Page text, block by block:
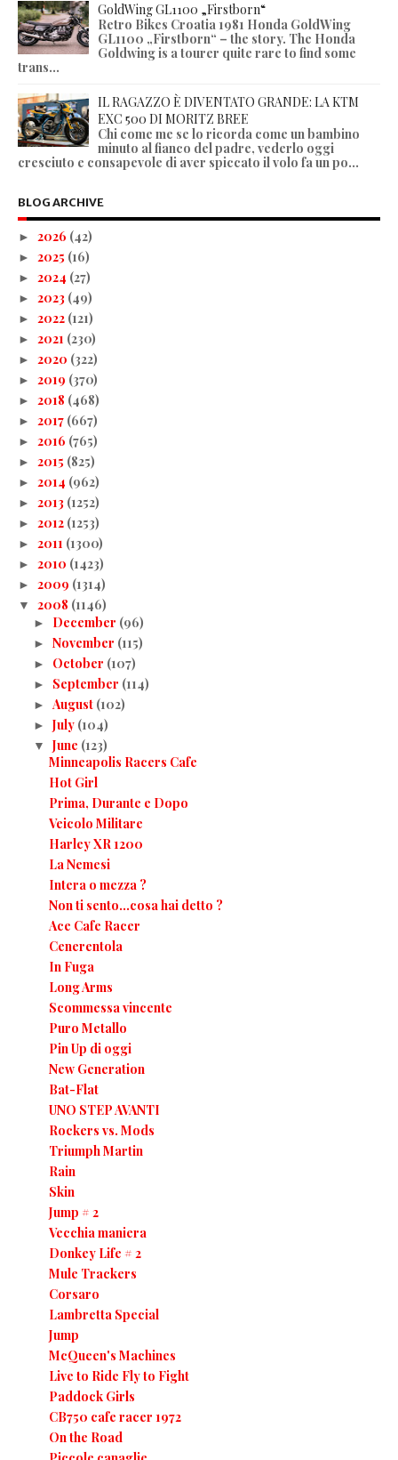
GoldWing GL1100 „Firstborn“
Retro Bikes Croatia 1981 Honda GoldWing
GL1100 „Firstborn“ – the story. The Honda
Goldwing is a tourer quite rare to find some
trans...
IL RAGAZZO È DIVENTATO GRANDE: LA KTM
EXC 500 DI MORITZ BREE
Chi come me se lo ricorda come un bambino
minuto al fianco del padre, vederlo oggi
cresciuto e consapevole di aver spiccato il volo fa un po...
BLOG ARCHIVE
► 2026 (42)
► 2025 (16)
► 2024 (27)
► 2023 (49)
► 2022 (121)
► 2021 (230)
► 2020 (322)
► 2019 (370)
► 2018 (468)
► 2017 (667)
► 2016 (765)
► 2015 (825)
► 2014 (962)
► 2013 (1252)
► 2012 (1253)
► 2011 (1300)
► 2010 (1423)
► 2009 (1314)
▼ 2008 (1146)
► December (96)
► November (115)
► October (107)
► September (114)
► August (102)
► July (104)
▼ June (123)
Minneapolis Racers Cafe
Hot Girl
Prima, Durante e Dopo
Veicolo Militare
Harley XR 1200
La Nemesi
Intera o mezza ?
Non ti sento...cosa hai detto ?
Ace Cafe Racer
Cenerentola
In Fuga
Long Arms
Scommessa vincente
Puro Metallo
Pin Up di oggi
New Generation
Bat-Flat
UNO STEP AVANTI
Rockers vs. Mods
Triumph Martin
Rain
Skin
Jump # 2
Vecchia maniera
Donkey Life # 2
Mule Trackers
Corsaro
Lambretta Special
Jump
McQueen's Machines
Live to Ride Fly to Fight
Paddock Girls
CB750 cafe racer 1972
On the Road